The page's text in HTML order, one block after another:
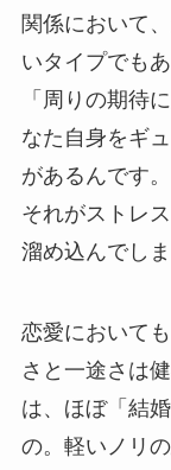
関係において
いタイプでも
「周りの期待
なた自身をギ
があるんです
それがストレ
溜め込んでし
恋愛において
さと一途さは
は、ほぼ「結
の。軽いノリ